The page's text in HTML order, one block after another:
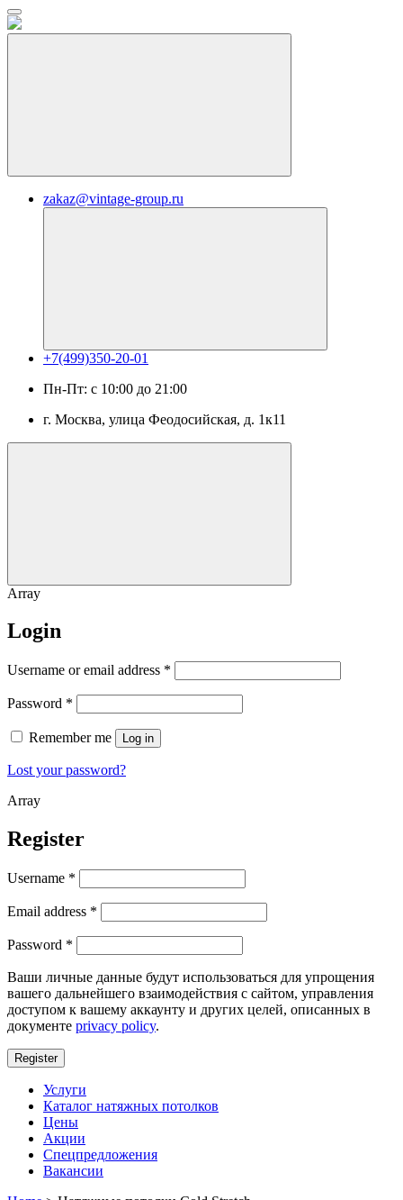
zakaz@vintage-group.ru
+7(499)350-20-01
Пн-Пт: с 10:00 до 21:00
г. Москва, ​улица Феодосийская, д. 1к11
Array
Login
Username or email address *
Password *
Remember me Log in
Lost your password?
Array
Register
Username *
Email address *
Password *
Ваши личные данные будут использоваться для упрощения
вашего дальнейшего взаимодействия с сайтом, управления
доступом к вашему аккаунту и других целей, описанных в
документе privacy policy.
Register
Услуги
Каталог натяжных потолков
Цены
Акции
Спецпредложения
Вакансии